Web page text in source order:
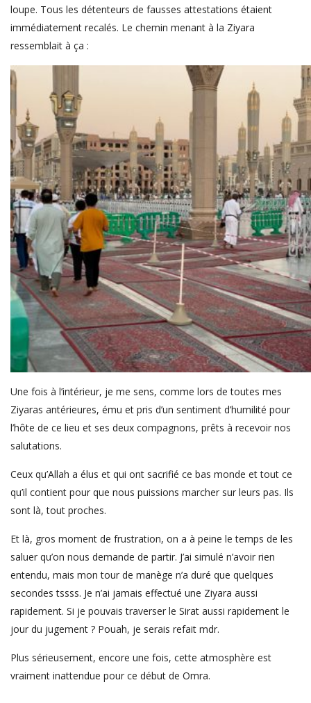
loupe. Tous les détenteurs de fausses attestations étaient
immédiatement recalés. Le chemin menant à la Ziyara
ressemblait à ça :
Une fois à l’intérieur, je me sens, comme lors de toutes mes
Ziyaras antérieures, ému et pris d’un sentiment d’humilité pour
l’hôte de ce lieu et ses deux compagnons, prêts à recevoir nos
salutations.
Ceux qu’Allah a élus et qui ont sacrifié ce bas monde et tout ce
qu’il contient pour que nous puissions marcher sur leurs pas. Ils
sont là, tout proches.
Et là, gros moment de frustration, on a à peine le temps de les
saluer qu’on nous demande de partir. J’ai simulé n’avoir rien
entendu, mais mon tour de manège n’a duré que quelques
secondes tssss. Je n’ai jamais effectué une Ziyara aussi
rapidement. Si je pouvais traverser le Sirat aussi rapidement le
jour du jugement ? Pouah, je serais refait mdr.
Plus sérieusement, encore une fois, cette atmosphère est
vraiment inattendue pour ce début de Omra.